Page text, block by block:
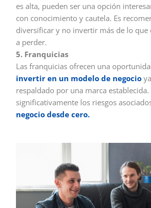
es alta, pueden ser una opción
con conocimiento y cautela. Es
diversificar y no invertir más de lo que
a perder.
5. Franquicias
Las franquicias ofrecen una
invertir en un modelo de negocio
respaldado por una marca establecida.
significativamente los riesgos
negocio desde cero.